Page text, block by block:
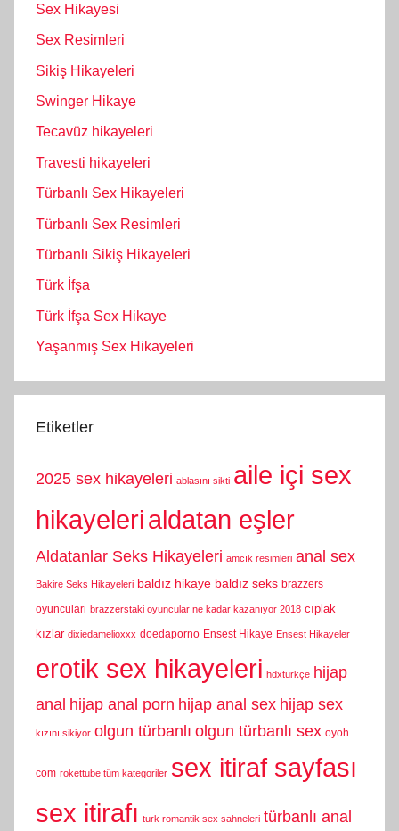
Sex Hikayesi
Sex Resimleri
Sikiş Hikayeleri
Swinger Hikaye
Tecavüz hikayeleri
Travesti hikayeleri
Türbanlı Sex Hikayeleri
Türbanlı Sex Resimleri
Türbanlı Sikiş Hikayeleri
Türk İfşa
Türk İfşa Sex Hikaye
Yaşanmış Sex Hikayeleri
Etiketler
2025 sex hikayeleri ablasını sikti aile içi sex
hikayelerialdatan eşler
Aldatanlar Seks Hikayeleri amcık resimleri anal sex
Bakire Seks Hikayeleri baldız hikaye baldız seks brazzers
oyunculari brazzerstaki oyuncular ne kadar kazanıyor 2018 cıplak
kızlar dixiedamelioxxx doedaporno Ensest Hikaye Ensest Hikayeler
erotik sex hikayeleri hdxtürkçe hijap
anal hijap anal porn hijap anal sex hijap sex
kızını sikiyor olgun türbanlı olgun türbanlı sex oyoh
com rokettube tüm kategoriler sex itiraf sayfası
sex itirafı turk romantik sex sahneleri türbanlı anal